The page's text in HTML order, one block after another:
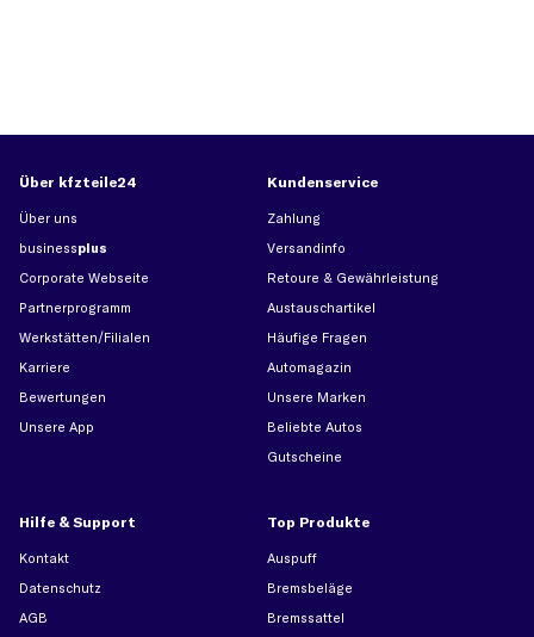
Über kfzteile24
Über uns
businessplus
Corporate Webseite
Partnerprogramm
Werkstätten/Filialen
Karriere
Bewertungen
Unsere App
Kundenservice
Zahlung
Versandinfo
Retoure & Gewährleistung
Austauschartikel
Häufige Fragen
Automagazin
Unsere Marken
Beliebte Autos
Gutscheine
Hilfe & Support
Kontakt
Datenschutz
AGB
Top Produkte
Auspuff
Bremsbeläge
Bremssattel